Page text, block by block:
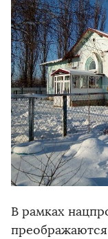
В рамках